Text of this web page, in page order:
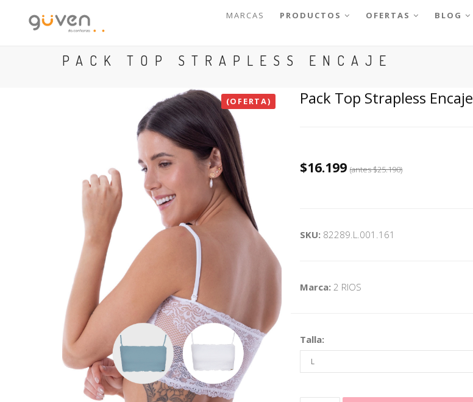
MARCAS PRODUCTOS OFERTAS BLOG
PACK TOP STRAPLESS ENCAJE
(OFERTA) Pack Top Strapless Encaje
$16.199 (antes$25.190)
SKU: 82289.L.001.161
Marca: 2 RIOS
Talla: